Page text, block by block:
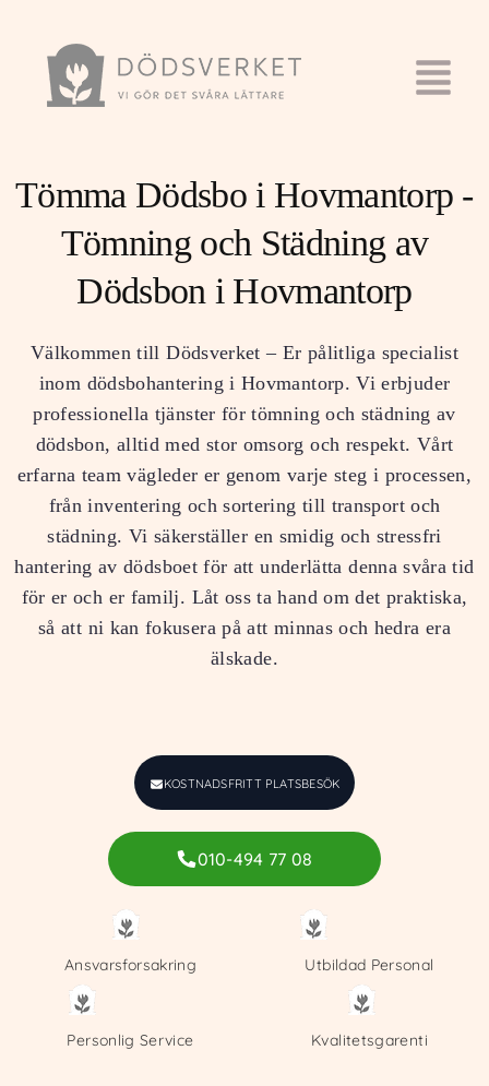
Tömma Dödsbo i Hovmantorp -
Tömning och Städning av
Dödsbon i Hovmantorp
Välkommen till Dödsverket – Er pålitliga specialist
inom dödsbohantering i Hovmantorp. Vi erbjuder
professionella tjänster för tömning och städning av
dödsbon, alltid med stor omsorg och respekt. Vårt
erfarna team vägleder er genom varje steg i processen,
från inventering och sortering till transport och
städning. Vi säkerställer en smidig och stressfri
hantering av dödsboet för att underlätta denna svåra tid
för er och er familj. Låt oss ta hand om det praktiska,
så att ni kan fokusera på att minnas och hedra era
älskade.
KOSTNADSFRITT PLATSBESÖK
010-494 77 08
Ansvarsforsakring Utbildad Personal
Personlig Service Kvalitetsgarenti